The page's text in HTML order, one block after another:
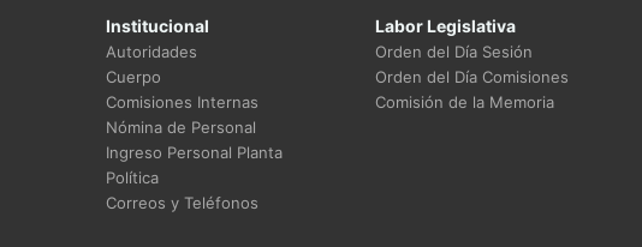
Institucional
Autoridades
Cuerpo
Comisiones Internas
Nómina de Personal
Ingreso Personal Planta
Política
Correos y Teléfonos
Labor Legislativa
Orden del Día Sesión
Orden del Día Comisiones
Comisión de la Memoria